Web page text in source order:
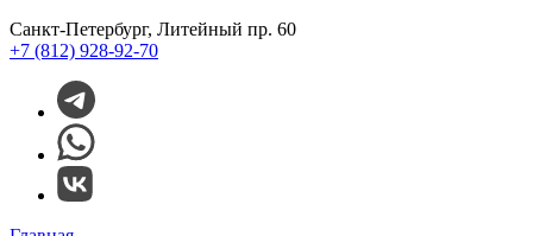
Санкт-Петербург, Литейный пр. 60
+7 (812) 928-92-70